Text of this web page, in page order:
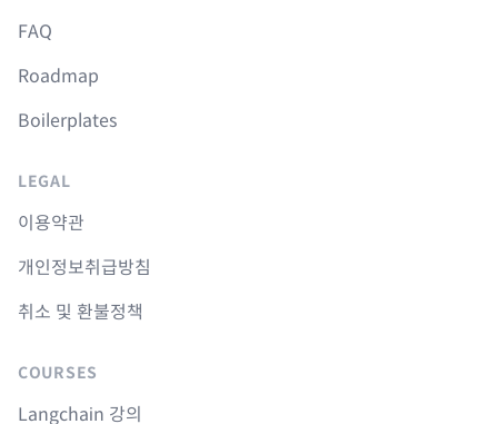
FAQ
Roadmap
Boilerplates
LEGAL
이용약관
개인정보취급방침
취소 및 환불정책
COURSES
Langchain 강의